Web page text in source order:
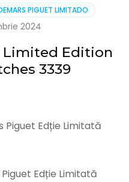
PIGUET LIMITADO
2024
Limited Edition
3339
Piguet Edție Limitată
Edție Limitată